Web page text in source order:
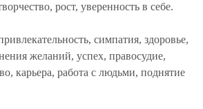
рост, уверенность в себе.
симпатия, здоровье,
желаний, успех, правосудие,
карьера, работа с людьми, поднятие